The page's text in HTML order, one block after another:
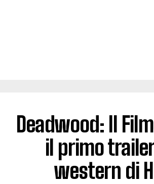
Deadwood: Il
il primo
western di